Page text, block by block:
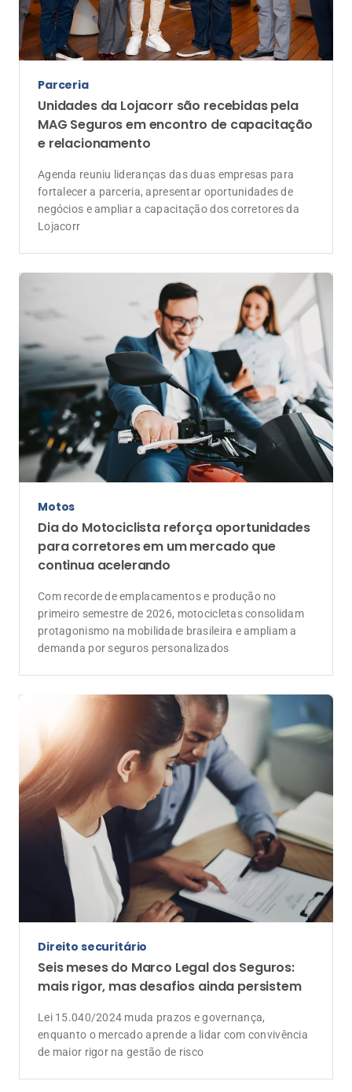
Parceria
Unidades da Lojacorr são recebidas pela
MAG Seguros em encontro de capacitação
e relacionamento
Agenda reuniu lideranças das duas empresas para
fortalecer a parceria, apresentar oportunidades de
negócios e ampliar a capacitação dos corretores da
Lojacorr
Motos
Dia do Motociclista reforça oportunidades
para corretores em um mercado que
continua acelerando
Com recorde de emplacamentos e produção no
primeiro semestre de 2026, motocicletas consolidam
protagonismo na mobilidade brasileira e ampliam a
demanda por seguros personalizados
Direito securitário
Seis meses do Marco Legal dos Seguros:
mais rigor, mas desafios ainda persistem
Lei 15.040/2024 muda prazos e governança,
enquanto o mercado aprende a lidar com convivência
de maior rigor na gestão de risco